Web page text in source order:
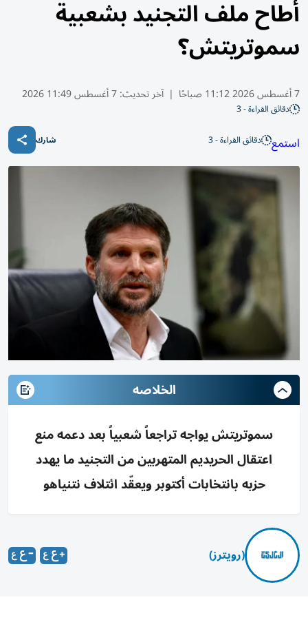
أطاح ملف التجنيد بشعبية
سموتريتش؟
7 أغسطس 2026 11:12 صباحًا | آخر تحديث:7 أغسطس 11:49 2026
دقائق القراءة - 3
استمع دقائق القراءة - 3 شارك
الخلاصه
سموتريتش يواجه تراجعاً شعبياً بعد دعمه منع
اعتقال الحريديم المتهربين من التجنيد ما يهدد
حزبه بانتخابات أكتوبر ويعقّد ائتلاف نتنياهو
(رويترز)